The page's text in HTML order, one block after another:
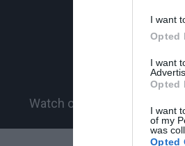
I want
Opted
I want
Opted
I want
of my
was
Opted